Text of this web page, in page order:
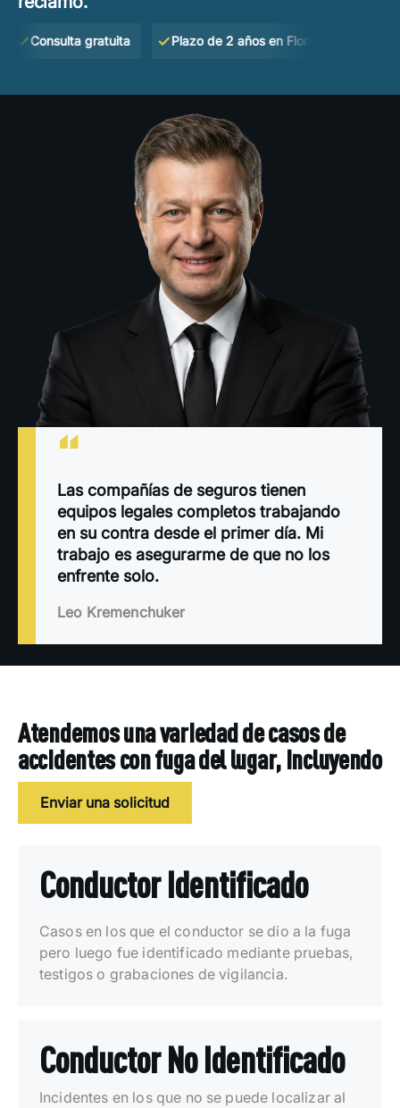
Consulta gratuita Plazo de 2 años en Florida
“
Las compañías de seguros tienen
equipos legales completos trabajando
en su contra desde el primer día. Mi
trabajo es asegurarme de que no los
enfrente solo.
Leo Kremenchuker
Atendemos una variedad de casos de
accidentes con fuga del lugar, incluyendo
Enviar una solicitud
Conductor Identificado
Casos en los que el conductor se dio a la fuga
pero luego fue identificado mediante pruebas,
testigos o grabaciones de vigilancia.
Conductor No Identificado
Incidentes en los que no se puede localizar al